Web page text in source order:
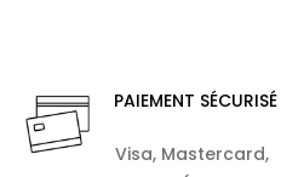
PAIEMENT SÉCURISÉ
Visa, Mastercard,